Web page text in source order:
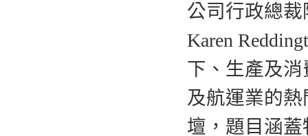
公司行政總
Karen
下、生產及
及航運業的
壇，題目涵